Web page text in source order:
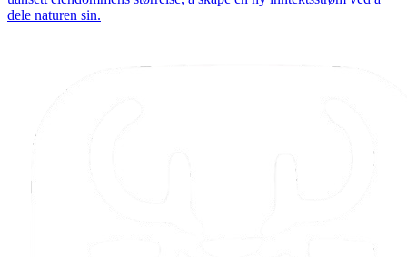
dele naturen sin.